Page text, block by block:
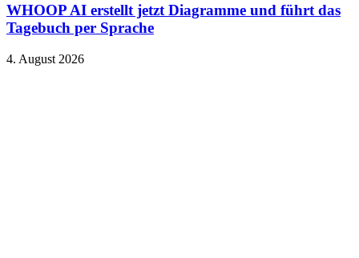
WHOOP AI erstellt jetzt Diagramme und führt das
Tagebuch per Sprache
4. August 2026